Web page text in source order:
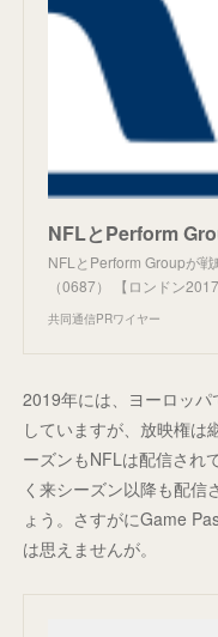
NFLとPerform
NFLとPerform Groupが
（0687） 【ロンドン
共同通信PRワイヤー
2019年には、ヨーロッ
していますが、放映権は
ーズンもNFLは配信され
く来シーズン以降も配
ょう。さすがにGame
は思えませんが。